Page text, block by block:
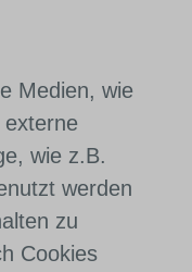
Medien, wie
externe
wie z.B.
werden
zu
Cookies